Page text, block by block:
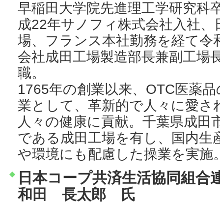
早稲田大学院先進理工学研究科
成22年サノフィ株式会社入社
場、フランス本社勤務を経て令
会社成田工場製造部長兼副工場
職。
1765年の創業以来、OTC医薬
業として、革新的で人々に愛
人々の健康に貢献。千葉県成田
である成田工場を有し、国内生
や環境にも配慮した操業を実施
日本コープ共済生活協同組
和田 長太郎 氏